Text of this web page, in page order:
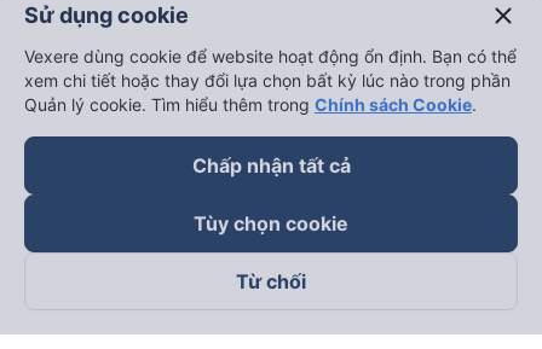
Theo dõi chúng tôi trên
Sử dụng cookie close
Vexere dùng cookie để website hoạt động ổn định. Bạn có thể
xem chi tiết hoặc thay đổi lựa chọn bất kỳ lúc nào trong phần
Quản lý cookie. Tìm hiểu thêm trong Chính sách Cookie.
Chấp nhận tất cả
Tùy chọn cookie
Từ chối